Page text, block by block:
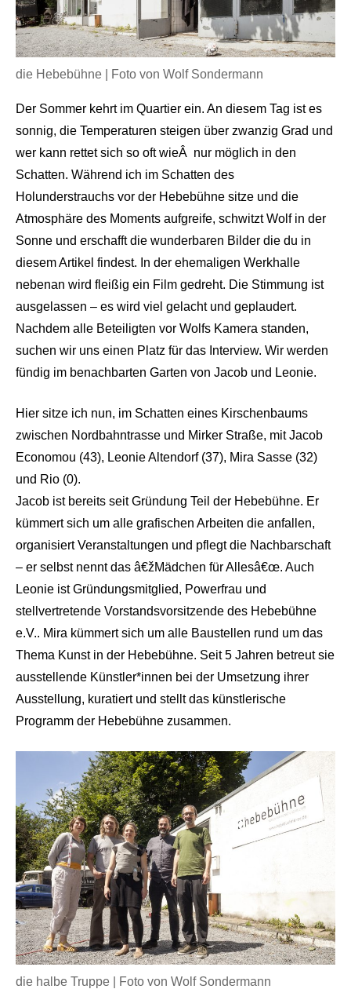
die Hebebühne | Foto von Wolf Sondermann
Der Sommer kehrt im Quartier ein. An diesem Tag ist es
sonnig, die Temperaturen steigen über zwanzig Grad und
wer kann rettet sich so oft wieÂ nur möglich in den
Schatten. Während ich im Schatten des
Holunderstrauchs vor der Hebebühne sitze und die
Atmosphäre des Moments aufgreife, schwitzt Wolf in der
Sonne und erschafft die wunderbaren Bilder die du in
diesem Artikel findest. In der ehemaligen Werkhalle
nebenan wird fleißig ein Film gedreht. Die Stimmung ist
ausgelassen – es wird viel gelacht und geplaudert.
Nachdem alle Beteiligten vor Wolfs Kamera standen,
suchen wir uns einen Platz für das Interview. Wir werden
fündig im benachbarten Garten von Jacob und Leonie.
Hier sitze ich nun, im Schatten eines Kirschenbaums
zwischen Nordbahntrasse und Mirker Straße, mit Jacob
Economou (43), Leonie Altendorf (37), Mira Sasse (32)
und Rio (0).
Jacob ist bereits seit Gründung Teil der Hebebühne. Er
kümmert sich um alle grafischen Arbeiten die anfallen,
organisiert Veranstaltungen und pflegt die Nachbarschaft
– er selbst nennt das â€žMädchen für Allesâ€œ. Auch
Leonie ist Gründungsmitglied, Powerfrau und
stellvertretende Vorstandsvorsitzende des Hebebühne
e.V.. Mira kümmert sich um alle Baustellen rund um das
Thema Kunst in der Hebebühne. Seit 5 Jahren betreut sie
ausstellende Künstler*innen bei der Umsetzung ihrer
Ausstellung, kuratiert und stellt das künstlerische
Programm der Hebebühne zusammen.
die halbe Truppe | Foto von Wolf Sondermann